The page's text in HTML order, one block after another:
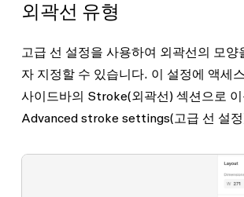
외곽선 유형
고급 선 설정을 사용하여 외곽선의 모양
자 지정할 수 있습니다. 이 설정에 액세
사이드바의 Stroke(외곽선) 섹션으로
Advanced stroke settings(고급 선 설